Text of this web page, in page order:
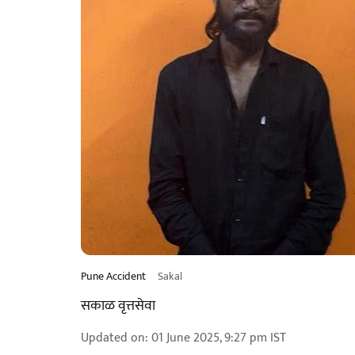
Pune Accident Sakal
सकाळ वृत्तसेवा
Updated on:01 June 2025, 9:27 pm IST